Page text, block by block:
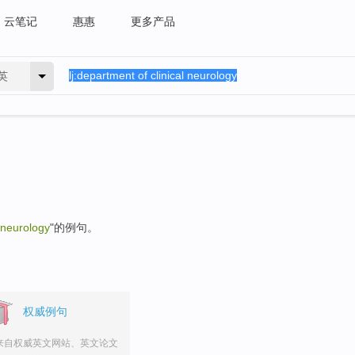
云笔记 惠惠 更多产品
"的例句。
权威例句
自权威英文网站、英文论文